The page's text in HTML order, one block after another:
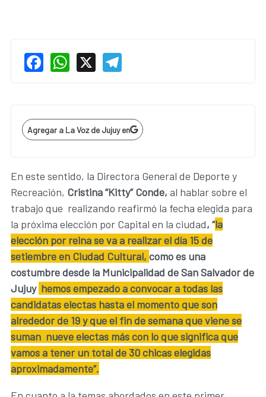
Facebook
WhatsApp
X
Agregar a La Voz de Jujuy en
En este sentido, la Directora General de Deporte y
Recreación, Cristina “Kitty” Conde, al hablar sobre el
trabajo que realizando reafirmó la fecha elegida para
la próxima elección por Capital en la ciudad, “la
elección por reina se va a realizar el día 15 de
setiembre en Ciudad Cultural, como es una
costumbre desde la Municipalidad de San Salvador de
Jujuy hemos empezado a convocar a todas las
candidatas electas hasta el momento que son
alrededor de 19 y que el fin de semana que viene se
suman nueve electas más con lo que significa que
vamos a tener un total de 30 chicas elegidas
aproximadamente”.